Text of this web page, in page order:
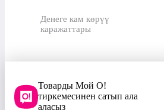
Денеге кам көрүү
каражаттары
Товарды Мой О!
тиркемесинен сатып ала
аласыз